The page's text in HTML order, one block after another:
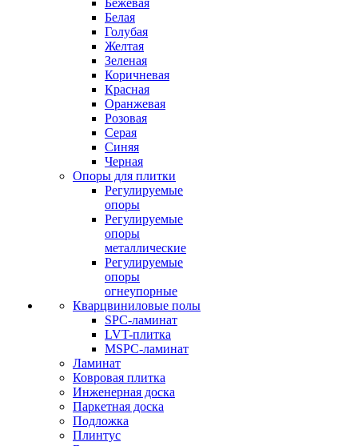
Бежевая
Белая
Голубая
Желтая
Зеленая
Коричневая
Красная
Оранжевая
Розовая
Серая
Синяя
Черная
Опоры для плитки
Регулируемые
опоры
Регулируемые
опоры
металлические
Регулируемые
опоры
огнеупорные
Кварцвиниловые полы
SPC-ламинат
LVT-плитка
MSPC-ламинат
Ламинат
Ковровая плитка
Инженерная доска
Паркетная доска
Подложка
Плинтус